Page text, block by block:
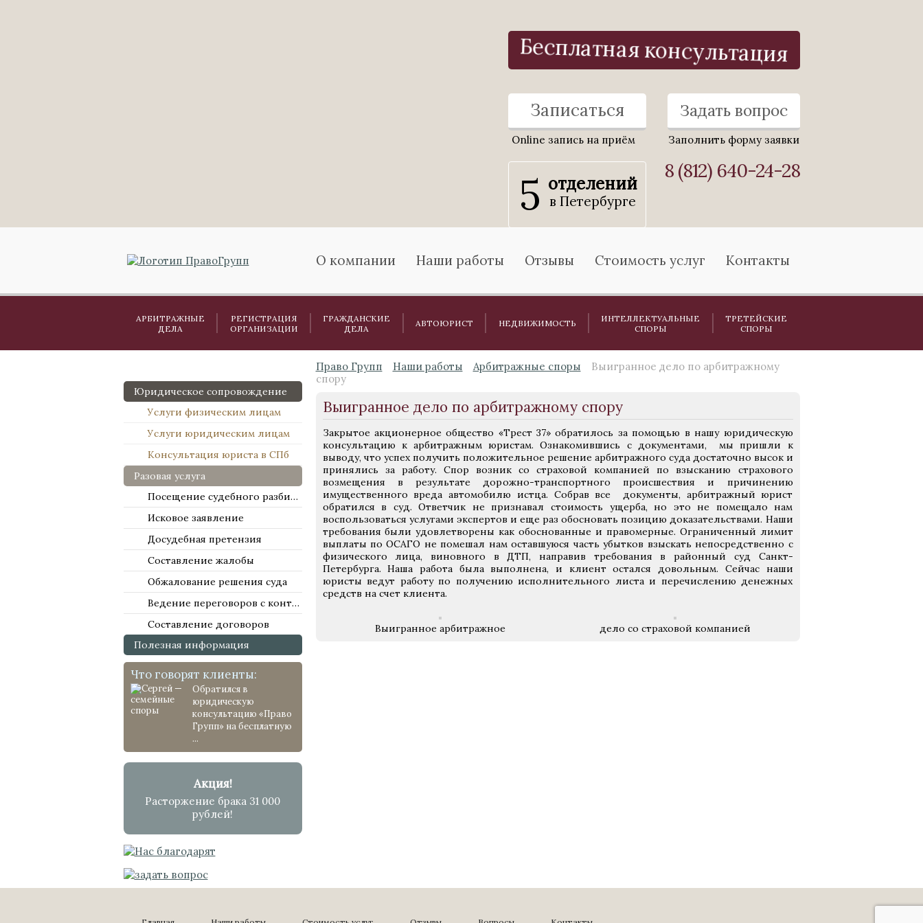
Бесплатная консультация
Записаться
Online запись на приём
Задать вопрос
Заполнить форму заявки
5 отделений
в Петербурге
8 (812) 640-24-28
О компании Наши работы Отзывы Стоимость услуг Контакты
АРБИТРАЖНЫЕ
ДЕЛА
РЕГИСТРАЦИЯ
ОРГАНИЗАЦИИ
ГРАЖДАНСКИЕ
ДЕЛА
АВТОЮРИСТ НЕДВИЖИМОСТЬ
ИНТЕЛЛЕКТУАЛЬНЫЕ
СПОРЫ
ТРЕТЕЙСКИЕ
СПОРЫ
Юридическое сопровождение
Услуги физическим лицам
Услуги юридическим лицам
Консультация юриста в СПб
Разовая услуга
Посещение судебного разбирательства
Исковое заявление
Досудебная претензия
Составление жалобы
Обжалование решения суда
Ведение переговоров с контрагентами
Составление договоров
Полезная информация
Что говорят клиенты:
Обратился в
юридическую
консультацию «Право
Групп» на бесплатную
...
Акция!
Расторжение брака 31 000
рублей!
Право Групп Наши работы Арбитражные споры
Выигранное дело по арбитражному
спору
Выигранное дело по арбитражному спору
Закрытое акционерное общество «Трест 37» обратилось за помощью в нашу юридическую
консультацию к арбитражным юристам. Ознакомившись с документами, мы пришли к
выводу, что успех получить положительное решение арбитражного суда достаточно высок и
принялись за работу. Спор возник со страховой компанией по взысканию страхового
возмещения в результате дорожно-транспортного происшествия и причинению
имущественного вреда автомобилю истца. Собрав все документы, арбитражный юрист
обратился в суд. Ответчик не признавал стоимость ущерба, но это не помещало нам
воспользоваться услугами экспертов и еще раз обосновать позицию доказательствами. Наши
требования были удовлетворены как обоснованные и правомерные. Ограниченный лимит
выплаты по ОСАГО не помешал нам оставшуюся часть убытков взыскать непосредственно с
физического лица, виновного в ДТП, направив требования в районный суд Санкт-
Петербурга. Наша работа была выполнена, и клиент остался довольным. Сейчас наши
юристы ведут работу по получению исполнительного листа и перечислению денежных
средств на счет клиента.
Выигранное арбитражное дело со страховой компанией